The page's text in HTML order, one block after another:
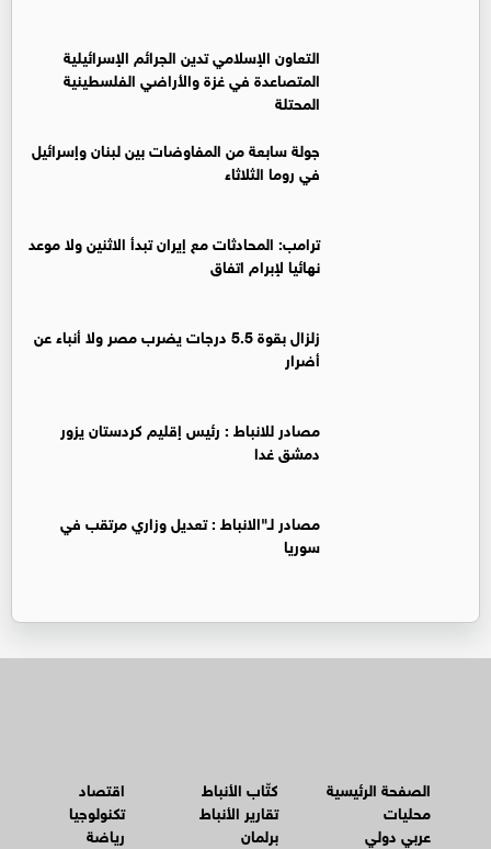
التعاون الإسلامي تدين الجرائم الإسرائيلية
المتصاعدة في غزة والأراضي الفلسطينية
المحتلة
جولة سابعة من المفاوضات بين لبنان وإسرائيل
في روما الثلاثاء
ترامب: المحادثات مع إيران تبدأ الاثنين ولا موعد
نهائيا لإبرام اتفاق
زلزال بقوة 5.5 درجات يضرب مصر ولا أنباء عن
أضرار
‏مصادر للانباط : رئيس إقليم كردستان يزور
دمشق غدا
‏مصادر لـ"الانباط : تعديل وزاري مرتقب في
سوريا
الصفحة الرئيسية
محليات
عربي دولي
كتّاب الأنباط
تقارير الأنباط
برلمان
اقتصاد
تكنولوجيا
رياضة